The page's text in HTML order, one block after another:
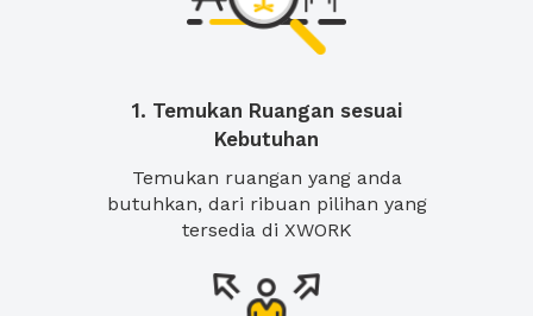
1. Temukan Ruangan sesuai
Kebutuhan
Temukan ruangan yang anda
butuhkan, dari ribuan pilihan yang
tersedia di XWORK